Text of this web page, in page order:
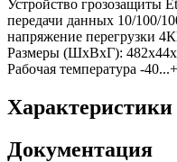
Устройство грозозащиты
передачи данных 10/100/
напряжение перегрузки
Размеры (ШхВхГ):
Рабочая температура -
Характеристики
Документация